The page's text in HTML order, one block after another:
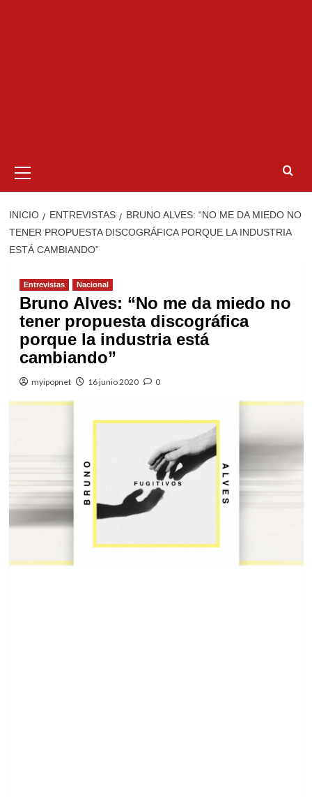
primario
INICIO ENTREVISTAS
BRUNO ALVES: “NO ME DA MIEDO NO
TENER PROPUESTA DISCOGRÁFICA PORQUE LA INDUSTRIA
ESTÁ CAMBIANDO”
Entrevistas Nacional
Bruno Alves: “No me da miedo no
tener propuesta discográfica
porque la industria está
cambiando”
myipopnet 16 junio 2020 0